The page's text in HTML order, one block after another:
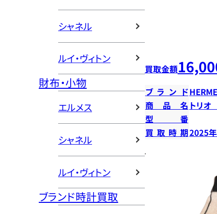
シャネル
ルイ・ヴィトン
財布・小物
エルメス
シャネル
ルイ・ヴィトン
ブランド時計買取
買取金額
ブランド
商品名 トリオ
型番
買取時期2025